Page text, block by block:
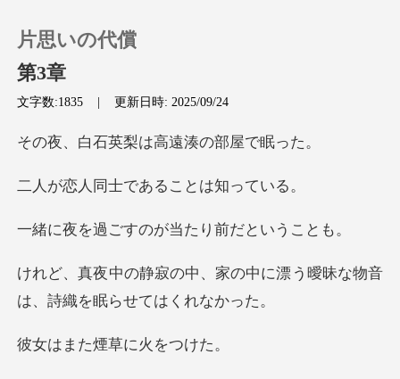
チャージ
閲覧履歴
検索
片思いの代償
第3章
文字数:1835 |更新日時: 2025/09/24
英梨は高遠湊
士であること
すのが当たり前
家の中に漂う曖昧な物音
は、
た煙草に